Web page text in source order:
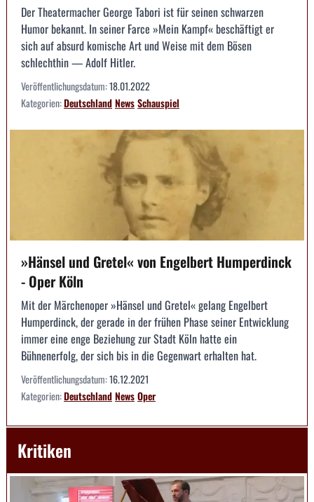
Der Theatermacher George Tabori ist für seinen schwarzen
Humor bekannt. In seiner Farce »Mein Kampf« beschäftigt er
sich auf absurd komische Art und Weise mit dem Bösen
schlechthin — Adolf Hitler.
Veröffentlichungsdatum:18.01.2022
Kategorien:DeutschlandNewsSchauspiel
»Hänsel und Gretel« von Engelbert Humperdinck
- Oper Köln
Mit der Märchenoper »Hänsel und Gretel« gelang Engelbert
Humperdinck, der gerade in der frühen Phase seiner Entwicklung
immer eine enge Beziehung zur Stadt Köln hatte ein
Bühnenerfolg, der sich bis in die Gegenwart erhalten hat.
Veröffentlichungsdatum:16.12.2021
Kategorien:DeutschlandNewsOper
Kritiken